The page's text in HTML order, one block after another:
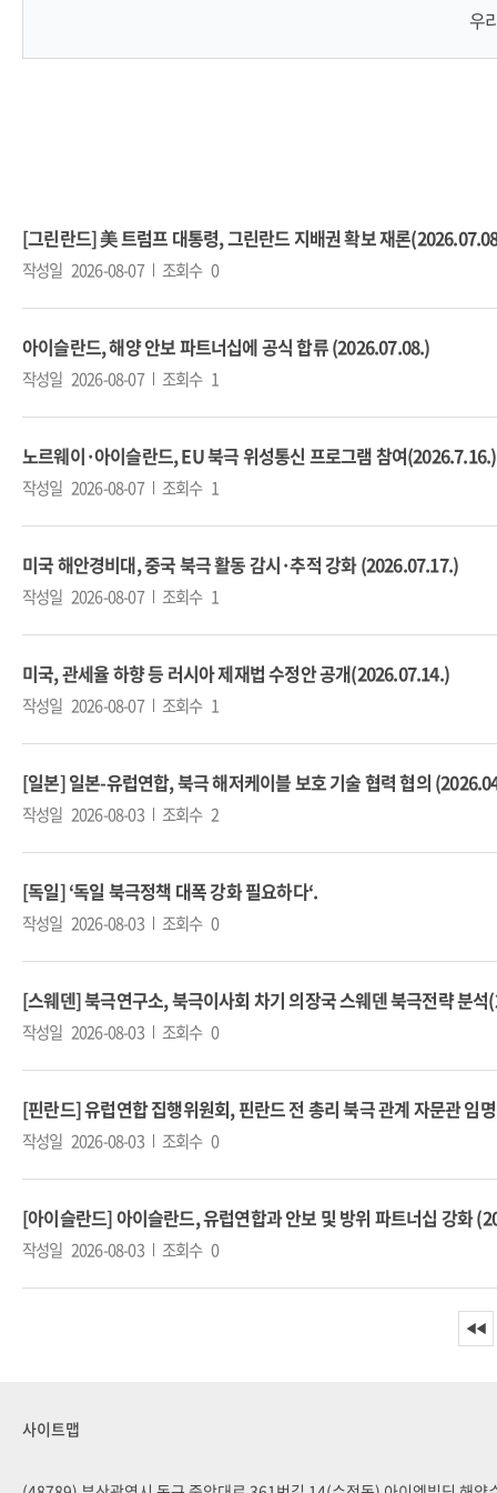
우
[그린란드] 美 트럼프 대통령, 그린란드 지배권 확보 재론
작성일 2026-08-07 조회수 0
아이슬란드, 해양 안보 파트너십에 공식 합류 (2026.07.08.)
작성일 2026-08-07 조회수 1
노르웨이·아이슬란드, EU 북극 위성통신 프로그램 참여(2026.7.16.)
작성일 2026-08-07 조회수 1
미국 해안경비대, 중국 북극 활동 감시·추적 강화 (2026.07.17.)
작성일 2026-08-07 조회수 1
미국, 관세율 하향 등 러시아 제재법 수정안 공개(2026.07.14.)
작성일 2026-08-07 조회수 1
[일본] 일본-유럽연합, 북극 해저케이블 보호 기술 협력 협의
작성일 2026-08-03 조회수 2
[독일] ‘독일 북극정책 대폭 강화 필요하다‘.
작성일 2026-08-03 조회수 0
[스웨덴] 북극연구소, 북극이사회 차기 의장국 스웨덴 북극전략 분
작성일 2026-08-03 조회수 0
[핀란드] 유럽연합 집행위원회, 핀란드 전 총리 북극 관계 자문관 임
작성일 2026-08-03 조회수 0
[아이슬란드] 아이슬란드, 유럽연합과 안보 및 방위 파트너십 강화
작성일 2026-08-03 조회수 0
◀◀
사이트맵